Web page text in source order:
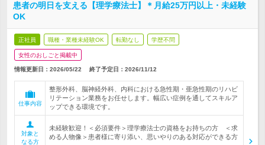
患者の明日を支える【理学療法士】＊月給25万円以上・未経験
OK
正社員 職種・業種未経験OK 転勤なし 学歴不問
女性のおしごと掲載中
情報更新日：2026/05/22 終了予定日： 2026/11/12
仕事内容
整形外科、脳神経外科、内科における急性期・亜急性期のリハビ
リテーション業務をお任せします。幅広い症例を通してスキルア
ップできる環境です。
対象と
なる方
未経験歓迎！＜必須要件＞理学療法士の資格をお持ちの方 ＜求
める人物像＞患者様に寄り添い、思いやりのある対応ができる方